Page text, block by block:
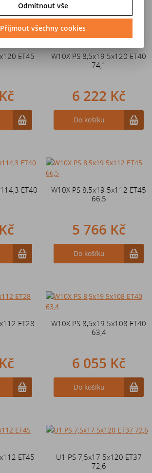
ET45
W10X PS 8,5x19 5x120 ET40
74,1
6 222 Kč
Do košíku
ET40
W10X PS 8,5x19 5x112 ET45
66,5
5 766 Kč
Do košíku
ET28
W10X PS 8,5x19 5x108 ET40
63,4
6 055 Kč
Do košíku
ET45
U1 PS 7,5x17 5x120 ET37
72,6
Odmítnout vše
Přijmout všechny cookies